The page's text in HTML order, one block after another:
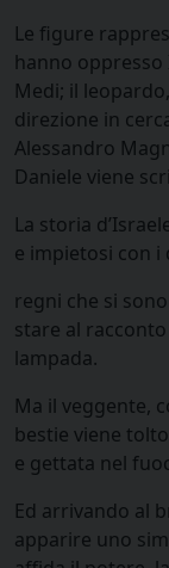
Le figure
hanno oppresso
Medi; il
direzione in
Alessandro
Daniele viene
La storia
e impietosi con i
regni che si
stare al
lampada.
Ma il veggente,
bestie viene
e gettata nel
Ed arrivando al
apparire uno